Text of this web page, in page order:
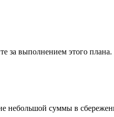
за выполнением этого плана.
небольшой суммы в